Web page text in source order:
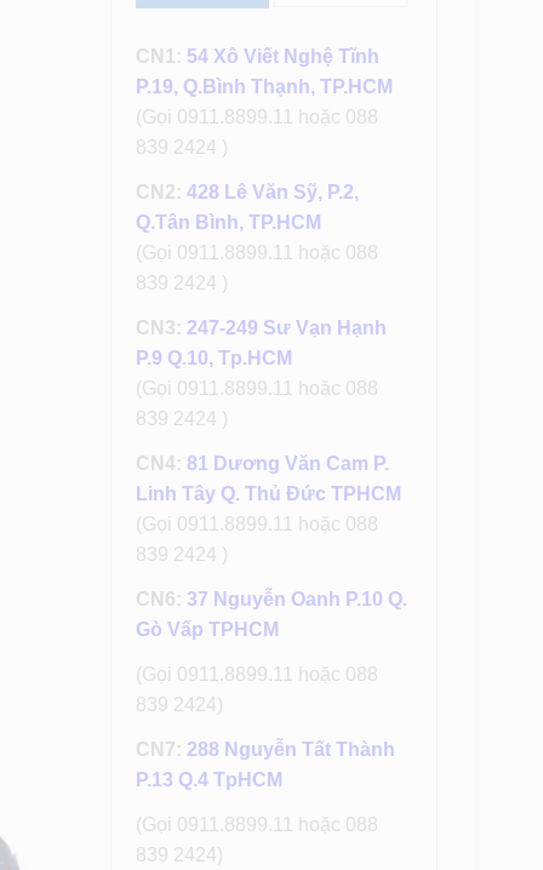
CN1: 54 Xô Viết Nghệ Tĩnh
P.19, Q.Bình Thạnh, TP.HCM
(Gọi 0911.8899.11 hoặc 088
839 2424 )
CN2: 428 Lê Văn Sỹ, P.2,
Q.Tân Bình, TP.HCM
(Gọi 0911.8899.11 hoặc 088
839 2424 )
CN3: 247-249 Sư Vạn Hạnh
P.9 Q.10, Tp.HCM
(Gọi 0911.8899.11 hoặc 088
839 2424 )
CN4: 81 Dương Văn Cam P.
Linh Tây Q. Thủ Đức TPHCM
(Gọi 0911.8899.11 hoặc 088
839 2424 )
CN6: 37 Nguyễn Oanh P.10 Q.
Gò Vấp TPHCM
(Gọi 0911.8899.11 hoặc 088
839 2424)
CN7: 288 Nguyễn Tất Thành
P.13 Q.4 TpHCM
(Gọi 0911.8899.11 hoặc 088
839 2424)